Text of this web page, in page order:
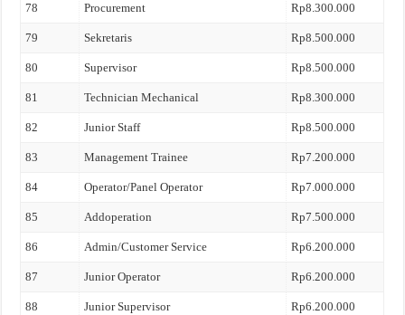
78 Procurement Rp8.300.000
79 Sekretaris Rp8.500.000
80 Supervisor Rp8.500.000
81 Technician Mechanical Rp8.300.000
82 Junior Staff Rp8.500.000
83 Management Trainee Rp7.200.000
84 Operator/Panel Operator Rp7.000.000
85 Addoperation Rp7.500.000
86 Admin/Customer Service Rp6.200.000
87 Junior Operator Rp6.200.000
88 Junior Supervisor Rp6.200.000